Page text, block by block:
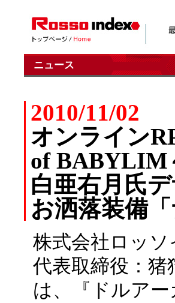
ニュース
2010/11/02
オンライン
of BABYLIM
白亜右月氏
お洒落装備
株式会社ロッ
代表取締役：
は、『ドルアー